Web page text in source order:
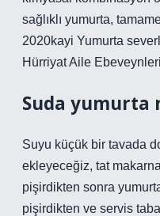
sağlıklı yumurta,
2020kayi Yumurta
Hürriyat Aile
Suda yumurta
Suyu küçük bir tavada
ekleyeceğiz, tat
pişirdikten sonra
pişirdikten ve servis